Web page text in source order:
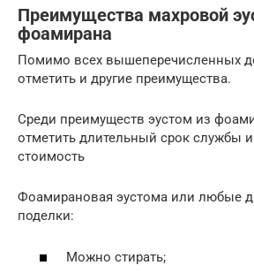
Преимущества махровой
фоамирана
Помимо всех вышеперечисленных
отметить и другие преимущества.
Среди преимуществ эустом из
отметить длительный срок службы
стоимость
Фоамирановая эустома или любые
поделки:
Можно стирать;